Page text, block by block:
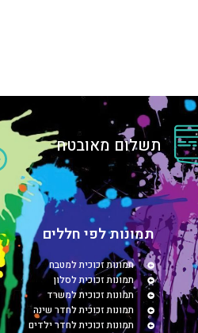
תשלום מאובטח
תמונות לפי חללים
תמונות זכוכית למטבח
תמונות זכוכית לסלון
תמונות זכוכית למשרד
תמונות זכוכית לחדר שינה
תמונות זכוכית לחדר ילדים